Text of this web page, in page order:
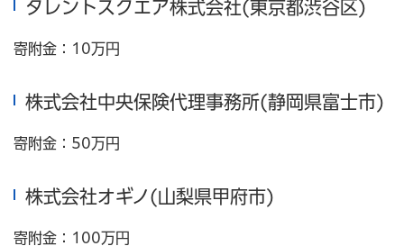
タレントスクエア株式会社(東京都渋谷区)
寄附金：10万円
株式会社中央保険代理事務所(静岡県富士市)
寄附金：50万円
株式会社オギノ(山梨県甲府市)
寄附金：100万円